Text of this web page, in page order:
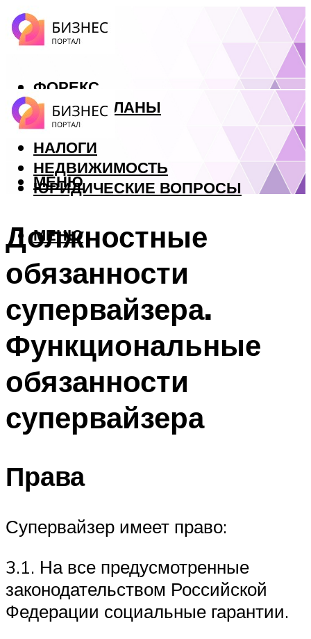
ФОРЕКС
БИЗНЕС ПЛАНЫ
КРЕДИТЫ
НАЛОГИ
НЕДВИЖИМОСТЬ
ЮРИДИЧЕСКИЕ ВОПРОСЫ
МЕНЮ
МЕНЮ
Должностные
обязанности
супервайзера.
Функциональные
обязанности
супервайзера
Права
Супервайзер имеет право:
3.1. На все предусмотренные
законодательством Российской
Федерации социальные гарантии.